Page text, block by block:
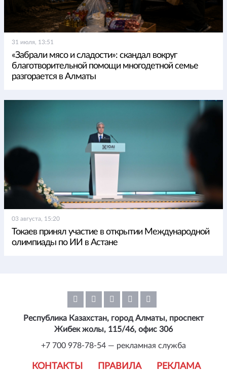
31 июля, 13:51
«Забрали мясо и сладости»: скандал вокруг
благотворительной помощи многодетной семье
разгорается в Алматы
03 августа, 15:20
Токаев принял участие в открытии Международной
олимпиады по ИИ в Астане
КОНТАКТЫ ПРАВИЛА РЕКЛАМА
Республика Казахстан, город Алматы, проспект
Жибек жолы, 115/46, офис 306
+7 700 978-78-54 — рекламная служба